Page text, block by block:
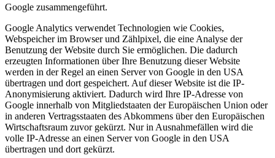
Google zusammengeführt.
Google Analytics verwendet Technologien wie Cookies,
Webspeicher im Browser und Zählpixel, die eine Analyse der
Benutzung der Website durch Sie ermöglichen. Die dadurch
erzeugten Informationen über Ihre Benutzung dieser Website
werden in der Regel an einen Server von Google in den USA
übertragen und dort gespeichert. Auf dieser Website ist die IP-
Anonymisierung aktiviert. Dadurch wird Ihre IP-Adresse von
Google innerhalb von Mitgliedstaaten der Europäischen Union oder
in anderen Vertragsstaaten des Abkommens über den Europäischen
Wirtschaftsraum zuvor gekürzt. Nur in Ausnahmefällen wird die
volle IP-Adresse an einen Server von Google in den USA
übertragen und dort gekürzt.